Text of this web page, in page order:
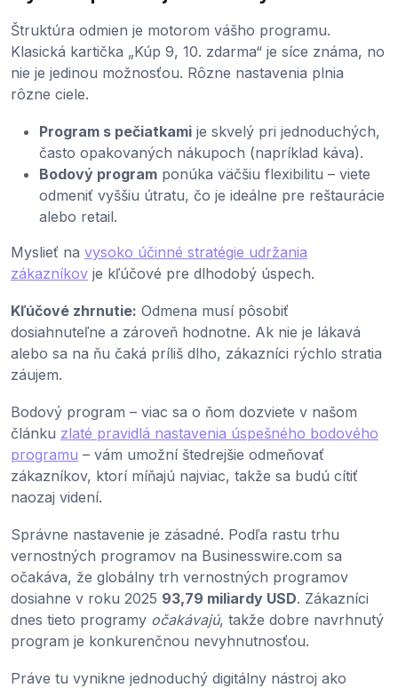
Štruktúra odmien je motorom vášho programu.
Klasická kartička „Kúp 9, 10. zdarma“ je síce známa, no
nie je jedinou možnosťou. Rôzne nastavenia plnia
rôzne ciele.
Program s pečiatkami je skvelý pri jednoduchých,
často opakovaných nákupoch (napríklad káva).
Bodový program ponúka väčšiu flexibilitu – viete
odmeniť vyššiu útratu, čo je ideálne pre reštaurácie
alebo retail.
Myslieť na vysoko účinné stratégie udržania
zákazníkov je kľúčové pre dlhodobý úspech.
Kľúčové zhrnutie: Odmena musí pôsobiť
dosiahnuteľne a zároveň hodnotne. Ak nie je lákavá
alebo sa na ňu čaká príliš dlho, zákazníci rýchlo stratia
záujem.
Bodový program – viac sa o ňom dozviete v našom
článku zlaté pravidlá nastavenia úspešného bodového
programu – vám umožní štedrejšie odmeňovať
zákazníkov, ktorí míňajú najviac, takže sa budú cítiť
naozaj videní.
Správne nastavenie je zásadné. Podľa rastu trhu
vernostných programov na Businesswire.com sa
očakáva, že globálny trh vernostných programov
dosiahne v roku 2025 93,79 miliardy USD. Zákazníci
dnes tieto programy očakávajú, takže dobre navrhnutý
program je konkurenčnou nevyhnutnosťou.
Práve tu vynikne jednoduchý digitálny nástroj ako